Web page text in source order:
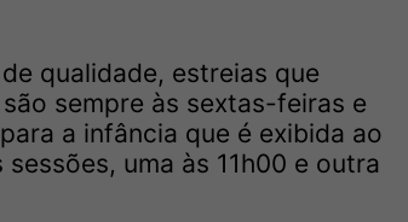
qualidade, estreias que
sempre às sextas-feiras e
a infância que é exibida ao
uma às 11h00 e outra